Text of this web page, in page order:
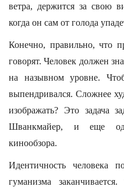
ветра, держится за свою
когда он сам от голода
Конечно, правильно, что
говорят. Человек должен
на назывном уровне.
выпендривался. Сложнее
изображать? Это задача
Шванкмайер, и еще
кинообзора.
Идентичность человека
гуманизма